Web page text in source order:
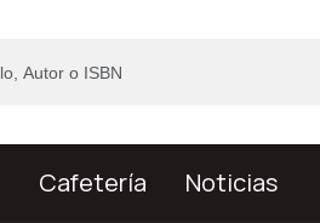
Cafetería Noticias